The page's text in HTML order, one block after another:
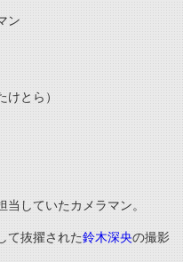
ン
とら）
当していたカメラマン。
て抜擢された鈴木深央の撮影